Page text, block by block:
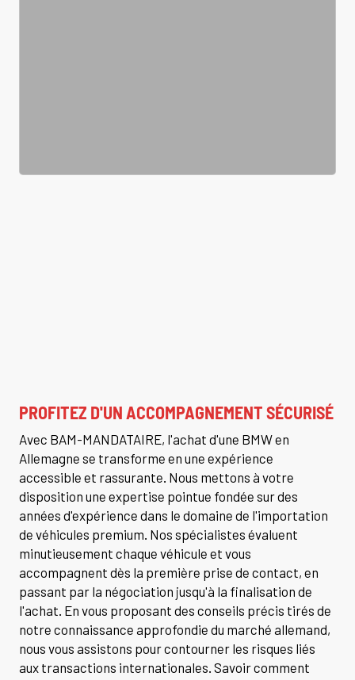
PROFITEZ D'UN ACCOMPAGNEMENT SÉCURISÉ
Avec BAM-MANDATAIRE, l'achat d'une BMW en
Allemagne se transforme en une expérience
accessible et rassurante. Nous mettons à votre
disposition une expertise pointue fondée sur des
années d'expérience dans le domaine de l'importation
de véhicules premium. Nos spécialistes évaluent
minutieusement chaque véhicule et vous
accompagnent dès la première prise de contact, en
passant par la négociation jusqu'à la finalisation de
l'achat. En vous proposant des conseils précis tirés de
notre connaissance approfondie du marché allemand,
nous vous assistons pour contourner les risques liés
aux transactions internationales. Savoir comment